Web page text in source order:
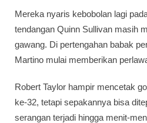
Mereka nyaris kebobolan lagi
tendangan Quinn Sullivan masih
gawang. Di pertengahan babak
Martino mulai memberikan
Robert Taylor hampir mencetak
ke-32, tetapi sepakannya bisa
serangan terjadi hingga menit-